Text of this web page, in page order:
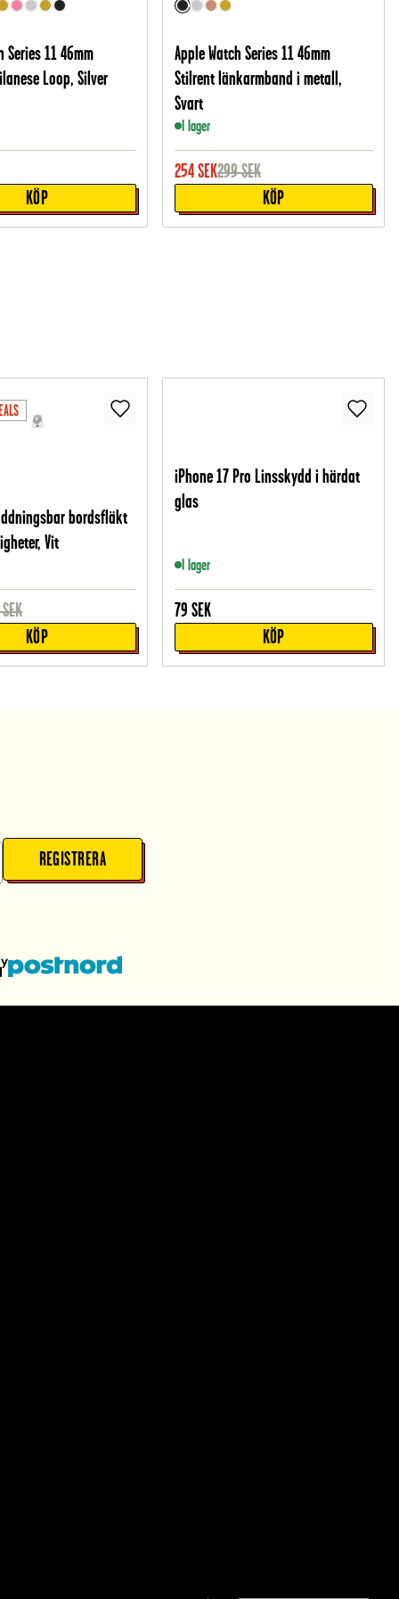
Series 11 46mm
Loop, Silver
KÖP
Apple Watch Series 11 46mm
Stilrent länkarmband i metall,
Svart
I lager
254SEK299SEK
KÖP
bordsfläkt
Vit
SEK
KÖP
iPhone 17 Pro Linsskydd i härdat
glas
I lager
79 SEK
KÖP
REGISTRERA